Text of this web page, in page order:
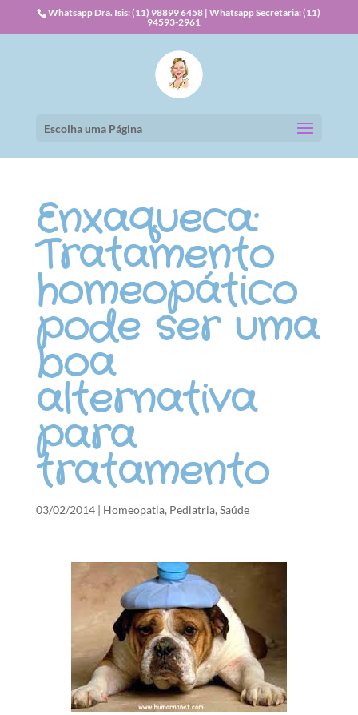
Whatsapp Dra. Isis: (11) 98899 6458 | Whatsapp Secretaria: (11)
94593-2961
Escolha uma Página
Enxaqueca:
Tratamento
homeopático
pode ser uma
boa
alternativa
para
tratamento
03/02/2014| Homeopatia, Pediatria, Saúde